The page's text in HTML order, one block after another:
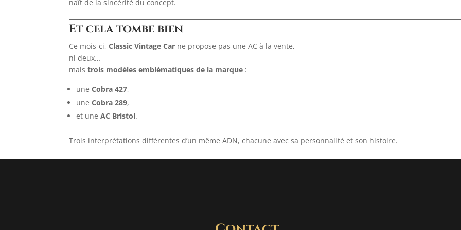
naît de la sincérité du concept.
Et cela tombe bien
Ce mois-ci,Classic Vintage Car ne propose pas une AC à la vente,
ni deux…
maistrois modèles emblématiques de la marque :
uneCobra 427,
uneCobra 289,
et uneAC Bristol.
Trois interprétations différentes d’un même ADN, chacune avec sa personnalité et son histoire.